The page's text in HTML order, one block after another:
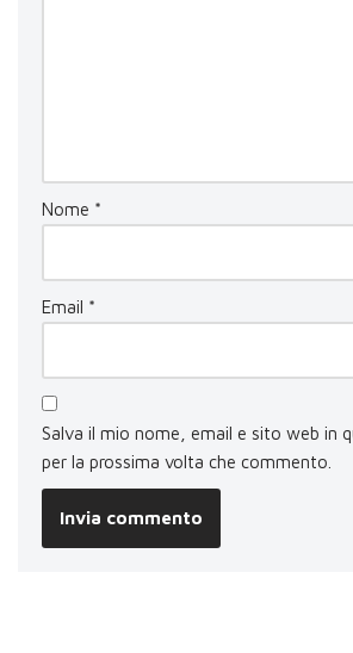
Nome *
Email *
Salva il mio nome, email e sito web in
per la prossima volta che commento.